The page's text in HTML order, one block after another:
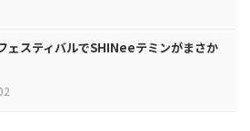
ェスティバルでSHINeeテミンがまさか